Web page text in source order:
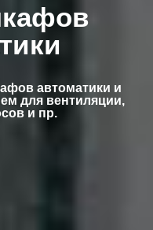
автоматики и
для вентиляции,
и пр.